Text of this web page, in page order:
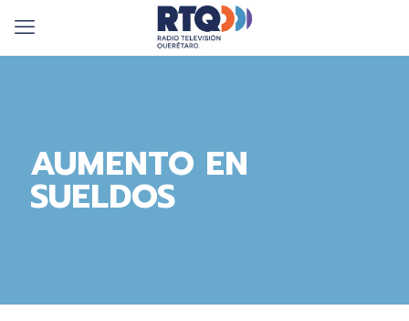
AUMENTO EN
SUELDOS